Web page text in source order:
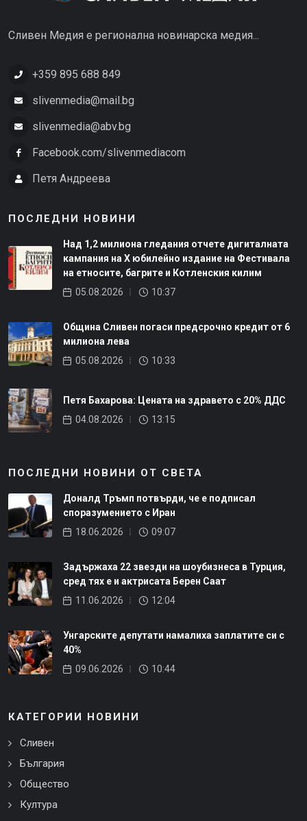
Сливен Медия е регионална новинарска медия...
+359 895 688 849
slivenmedia@mail.bg
slivenmedia@abv.bg
Facebook.com/slivenmediacom
Петя Андреева
ПОСЛЕДНИ НОВИНИ
Над 1,2 милиона гледания отчете дигиталната
кампания на Х юбилейно издание на Фестивала
на етносите, багрите и Котленския килим
05.08.2026
10:37
Община Сливен погаси предсрочно кредит от 6
милиона лева
05.08.2026
10:33
Петя Бахарова: Цената на здравето с 20% ДДС
04.08.2026
13:15
ПОСЛЕДНИ НОВИНИ ОТ СВЕТА
Доналд Тръмп потвърди, че е подписал
споразумението с Иран
18.06.2026
09:07
Задържаха 22 звезди на шоубизнеса в Турция,
сред тях е и актрисата Берен Саат
11.06.2026
12:04
Унгарските депутати намалиха заплатите си с
40%
09.06.2026
10:44
КАТЕГОРИИ НОВИНИ
Сливен
България
Общество
Култура